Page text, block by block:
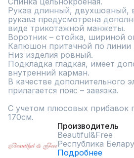
Рукав длинный, двухшовный,
рукава предусмотрена
виде трикотажной манжеты.
Воротник – стойка, шириной
Капюшон притачной по линии
Низ изделия ровный.
Подкладка гладкая, имеет
внутренний карман.
В качестве дополнительного
прилагается пояс – завязка.
С учетом плюсовых прибавок
170см.
Производитель
Beautiful&Free
Республика
Подробнее